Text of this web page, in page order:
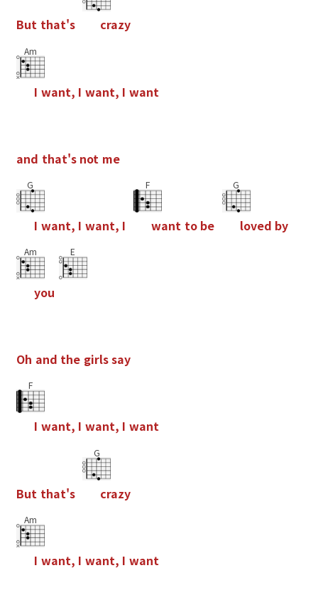
But that's crazy
Am
I want, I want, I want
and that's not me
G
I want, I want, I
F
want to be
G
loved by
Am
you
E
Oh and the girlssay
F
I want, I want, I want
But that's
G
crazy
Am
I want, I want, I want